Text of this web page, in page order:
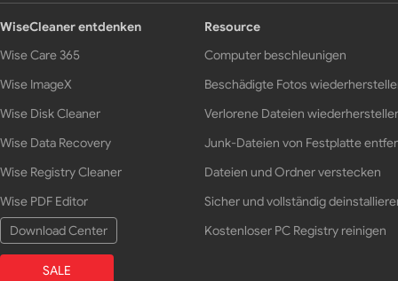
WiseCleaner entdenken
Wise Care 365
Wise ImageX
Wise Disk Cleaner
Wise Data Recovery
Wise Registry Cleaner
Wise PDF Editor
Download Center
SALE
Resource
Computer beschleunigen
Beschädigte Fotos
Verlorene Dateien
Junk-Dateien von Festplatte
Dateien und Ordner verstecken
Sicher und vollständig
Kostenloser PC Registry reinigen